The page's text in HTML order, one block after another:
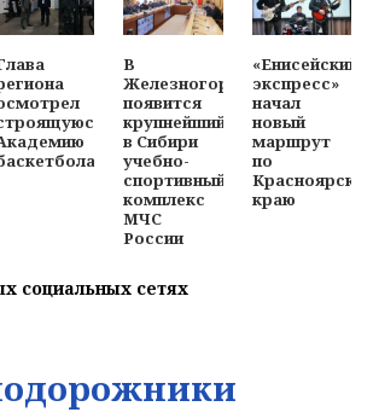
В
Железногорске
появится
крупнейший
в Сибири
учебно-
спортивный
комплекс
МЧС
России
«Енисейский
экспресс»
начал
новый
маршрут
по
краю
социальных сетях